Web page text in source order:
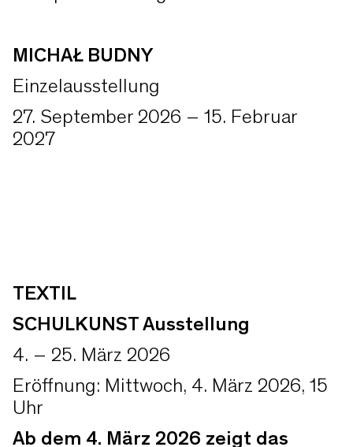
MICHAŁ BUDNY
Einzelausstellung
27. September 2026 – 15. Februar
2027
TEXTIL
SCHULKUNST Ausstellung
4. – 25. März 2026
Eröffnung: Mittwoch, 4. März 2026, 15
Uhr
Ab dem 4. März 2026 zeigt das